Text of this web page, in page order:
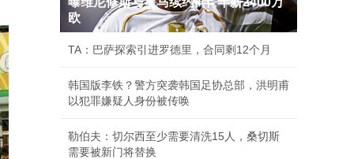
欧
TA：巴萨探索引进罗德里，合同剩12个月
韩国版李铁？警方突袭韩国足协总部，洪明甫
以犯罪嫌疑人身份被传唤
勒伯夫：切尔西至少需要清洗15人，桑切斯
需要被新门将替换